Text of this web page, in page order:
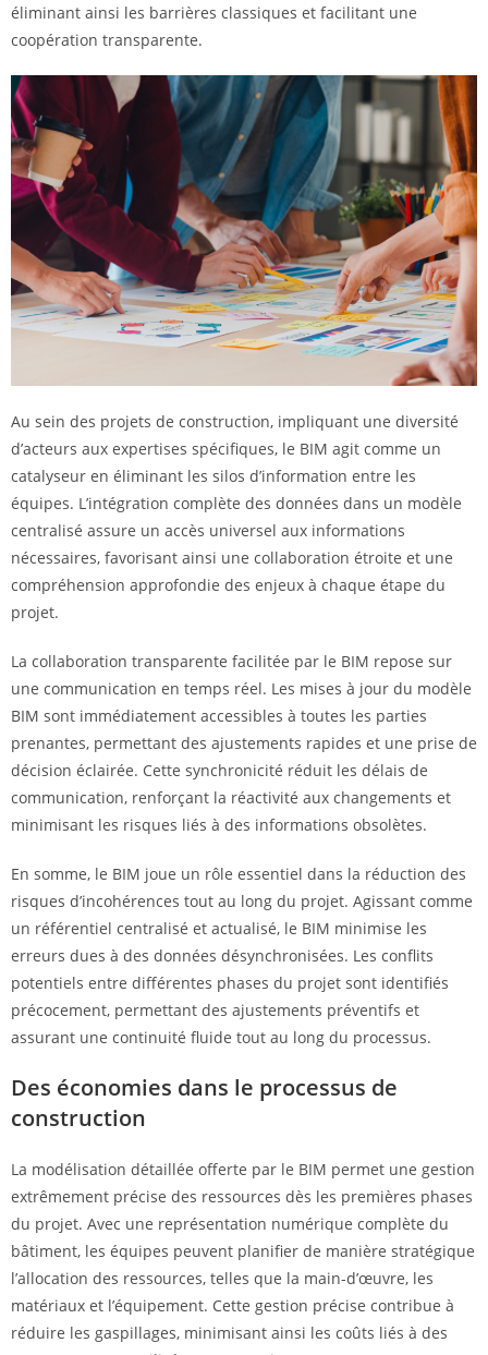
éliminant ainsi les barrières classiques et facilitant une
coopération transparente.
Au sein des projets de construction, impliquant une diversité
d’acteurs aux expertises spécifiques, le BIM agit comme un
catalyseur en éliminant les silos d’information entre les
équipes. L’intégration complète des données dans un modèle
centralisé assure un accès universel aux informations
nécessaires, favorisant ainsi une collaboration étroite et une
compréhension approfondie des enjeux à chaque étape du
projet.
La collaboration transparente facilitée par le BIM repose sur
une communication en temps réel. Les mises à jour du modèle
BIM sont immédiatement accessibles à toutes les parties
prenantes, permettant des ajustements rapides et une prise de
décision éclairée. Cette synchronicité réduit les délais de
communication, renforçant la réactivité aux changements et
minimisant les risques liés à des informations obsolètes.
En somme, le BIM joue un rôle essentiel dans la réduction des
risques d’incohérences tout au long du projet. Agissant comme
un référentiel centralisé et actualisé, le BIM minimise les
erreurs dues à des données désynchronisées. Les conflits
potentiels entre différentes phases du projet sont identifiés
précocement, permettant des ajustements préventifs et
assurant une continuité fluide tout au long du processus.
Des économies dans le processus de
construction
La modélisation détaillée offerte par le BIM permet une gestion
extrêmement précise des ressources dès les premières phases
du projet. Avec une représentation numérique complète du
bâtiment, les équipes peuvent planifier de manière stratégique
l’allocation des ressources, telles que la main-d’œuvre, les
matériaux et l’équipement. Cette gestion précise contribue à
réduire les gaspillages, minimisant ainsi les coûts liés à des